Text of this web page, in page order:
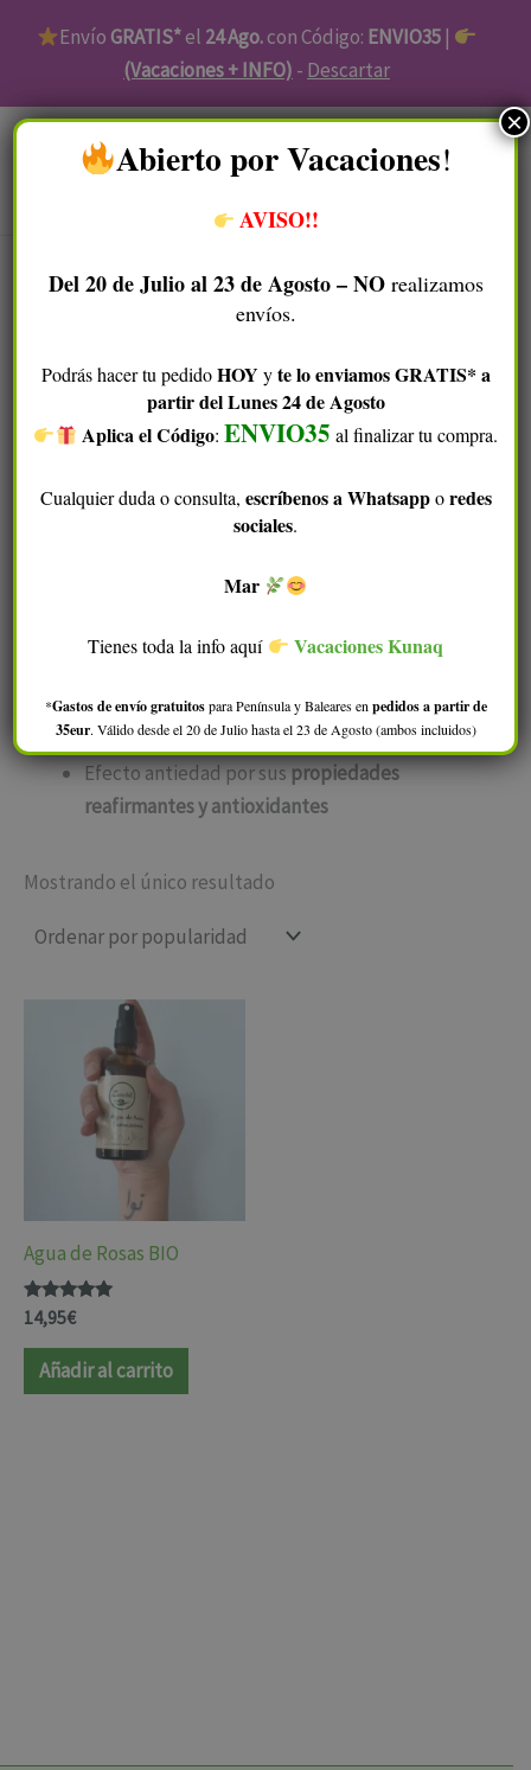
Envío GRATIS*el 24 Ago.con Código: ENVIO35|
(Vacaciones + INFO) - Descartar
Menú
Facial Piel Atópica
Tónico Facial Piel Atópica
mejoran las rojecesen pieles con sensibles, irritadas o
Mantienen elequilibrio del pHdérmico
Desinflaman y calman rojeces. Ideal para
rosacea, cuperosis, etc.
Efecto antiedad por suspropiedades
reafirmantes y antioxidantes
Mostrando el único resultado
Agua de Rosas BIO
Valorado
con
4.88
de 5
14,95€
Añadir al carrito
​Abierto por Vacaciones!
AVISO!!
Del 20 de Julio al 23 de Agosto – NOrealizamos
envíos.
Podrás hacer tu pedidoHOY yte lo enviamos GRATIS* a
partir del Lunes 24 de Agosto
Aplica el Código: ENVIO35 al finalizar tu compra.
Cualquier duda o consulta, escríbenos a Whatsapporedes
sociales.
Mar
Tienes toda la info aquí Vacaciones Kunaq
*Gastos de envío gratuitospara Península y Baleares enpedidos a partir de
35eur. Válido desde el 20 de Julio hasta el 23 de Agosto (ambos incluidos)
×